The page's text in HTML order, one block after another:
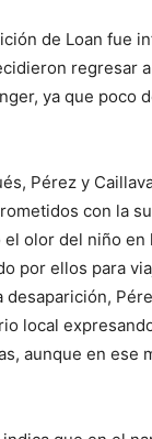
de Loan fue
regresar
ya que poco
Pérez y
con la
olor del niño en
por ellos para
desaparición,
local
aunque en ese